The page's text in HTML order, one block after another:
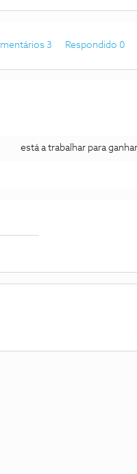
3 Respondido 0
está a trabalhar para